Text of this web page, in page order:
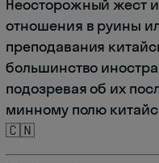
Неосторожный жест
отношения в руины
преподавания
большинство
подозревая об их
минному полю
🇨🇳